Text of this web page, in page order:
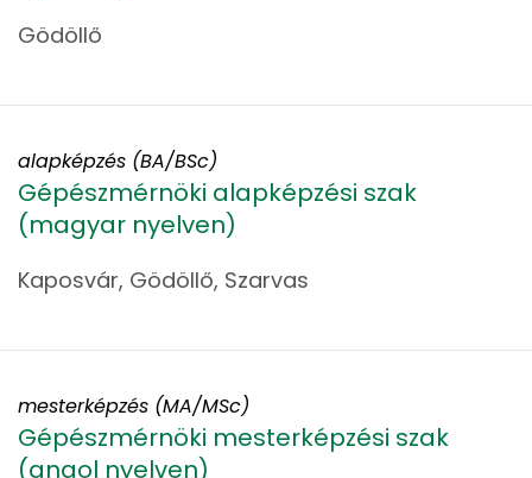
Gödöllő
Gépészmérnöki alapképzési szak
(magyar nyelven)
Kaposvár, Gödöllő, Szarvas
alapképzés (BA/BSc)
Gépészmérnöki mesterképzési szak
(angol nyelven)
mesterképzés (MA/MSc)